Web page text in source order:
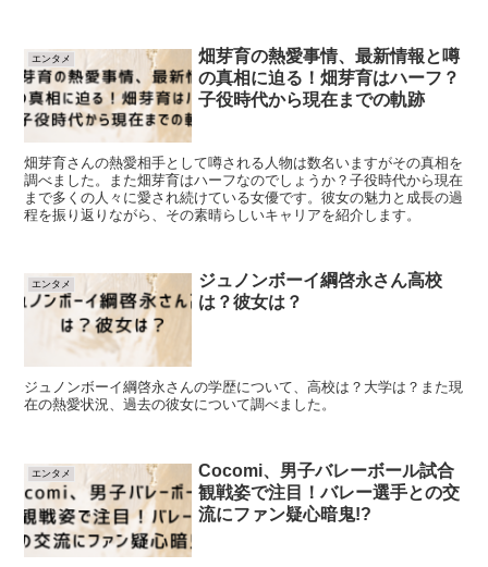
エンタメ
畑芽育の熱愛事情、最新情報と噂
の真相に迫る！畑芽育はハーフ？
子役時代から現在までの軌跡
畑芽育さんの熱愛相手として噂される人物は数名いますがその真相を
調べました。また畑芽育はハーフなのでしょうか？子役時代から現在
まで多くの人々に愛され続けている女優です。彼女の魅力と成長の過
程を振り返りながら、その素晴らしいキャリアを紹介します。
エンタメ
ジュノンボーイ綱啓永さん高校
は？彼女は？
ジュノンボーイ綱啓永さんの学歴について、高校は？大学は？また現
在の熱愛状況、過去の彼女について調べました。
エンタメ
Cocomi、男子バレーボール試合
観戦姿で注目！バレー選手との交
流にファン疑心暗鬼!?